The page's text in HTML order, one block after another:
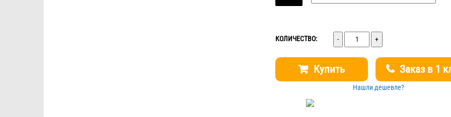
КОЛИЧЕСТВО: Количество
Купить Заказ в 1
Нашли дешевле?